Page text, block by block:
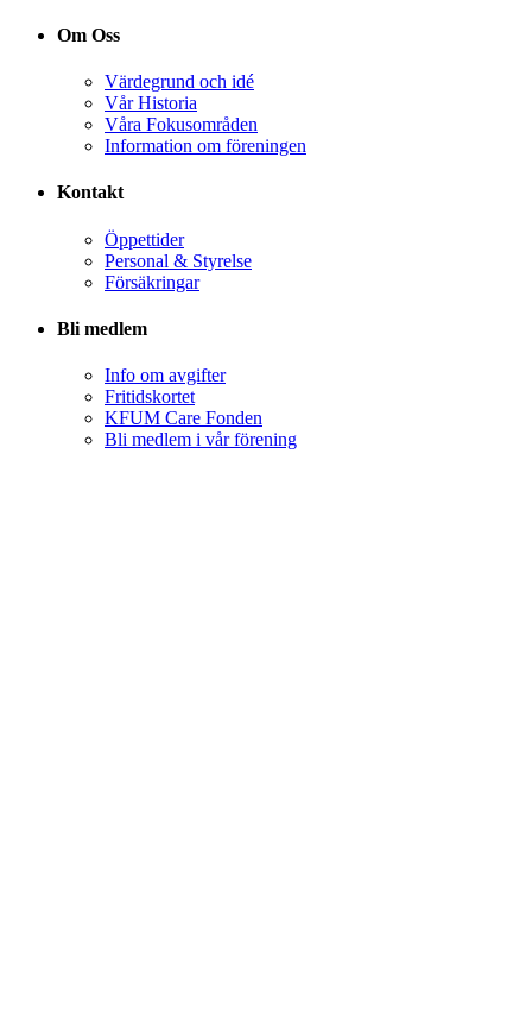
Om Oss
Värdegrund och idé
Vår Historia
Våra Fokusområden
Information om föreningen
Kontakt
Öppettider
Personal & Styrelse
Försäkringar
Bli medlem
Info om avgifter
Fritidskortet
KFUM Care Fonden
Bli medlem i vår förening